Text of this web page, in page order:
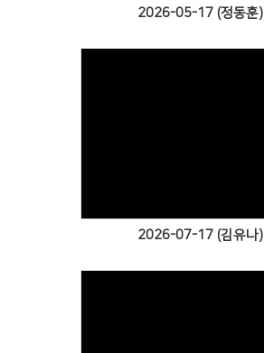
2026-05-17 (정동훈)
2026-07-17 (김유나)